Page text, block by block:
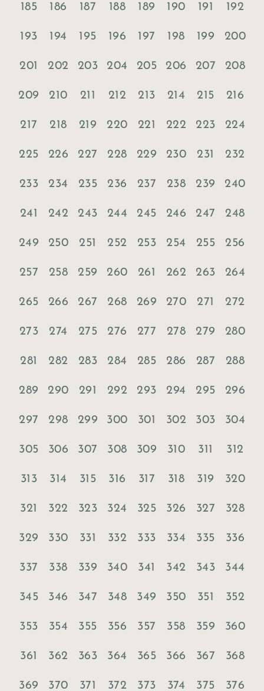
185 186 187 188 189 190 191 192
193 194 195 196 197 198 199 200
201 202 203 204 205 206 207 208
209 210 211 212 213 214 215 216
217 218 219 220 221 222 223 224
225 226 227 228 229 230 231 232
233 234 235 236 237 238 239 240
241 242 243 244 245 246 247 248
249 250 251 252 253 254 255 256
257 258 259 260 261 262 263 264
265 266 267 268 269 270 271 272
273 274 275 276 277 278 279 280
281 282 283 284 285 286 287 288
289 290 291 292 293 294 295 296
297 298 299 300 301 302 303 304
305 306 307 308 309 310 311 312
313 314 315 316 317 318 319 320
321 322 323 324 325 326 327 328
329 330 331 332 333 334 335 336
337 338 339 340 341 342 343 344
345 346 347 348 349 350 351 352
353 354 355 356 357 358 359 360
361 362 363 364 365 366 367 368
369 370 371 372 373 374 375 376